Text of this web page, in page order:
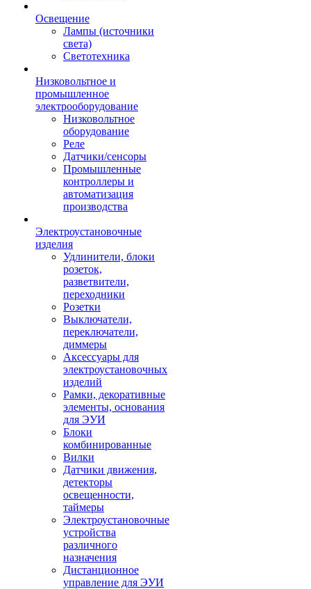
Освещение
Лампы (источники
света)
Светотехника
Низковольтное и
промышленное
электрооборудование
Низковольтное
оборудование
Реле
Датчики/сенсоры
Промышленные
контроллеры и
автоматизация
производства
Электроустановочные
изделия
Удлинители, блоки
розеток,
разветвители,
переходники
Розетки
Выключатели,
переключатели,
диммеры
Аксессуары для
электроустановочных
изделий
Рамки, декоративные
элементы, основания
для ЭУИ
Блоки
комбинированные
Вилки
Датчики движения,
детекторы
освещенности,
таймеры
Электроустановочные
устройства
различного
назначения
Дистанционное
управление для ЭУИ